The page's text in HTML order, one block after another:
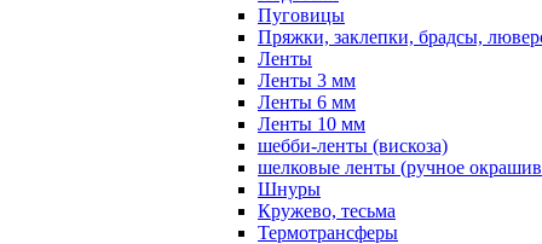
Пуговицы
Пряжки, заклепки, брадсы,
Ленты
Ленты 3 мм
Ленты 6 мм
Ленты 10 мм
шебби-ленты (вискоза)
шелковые ленты (ручное
Шнуры
Кружево, тесьма
Термотрансферы